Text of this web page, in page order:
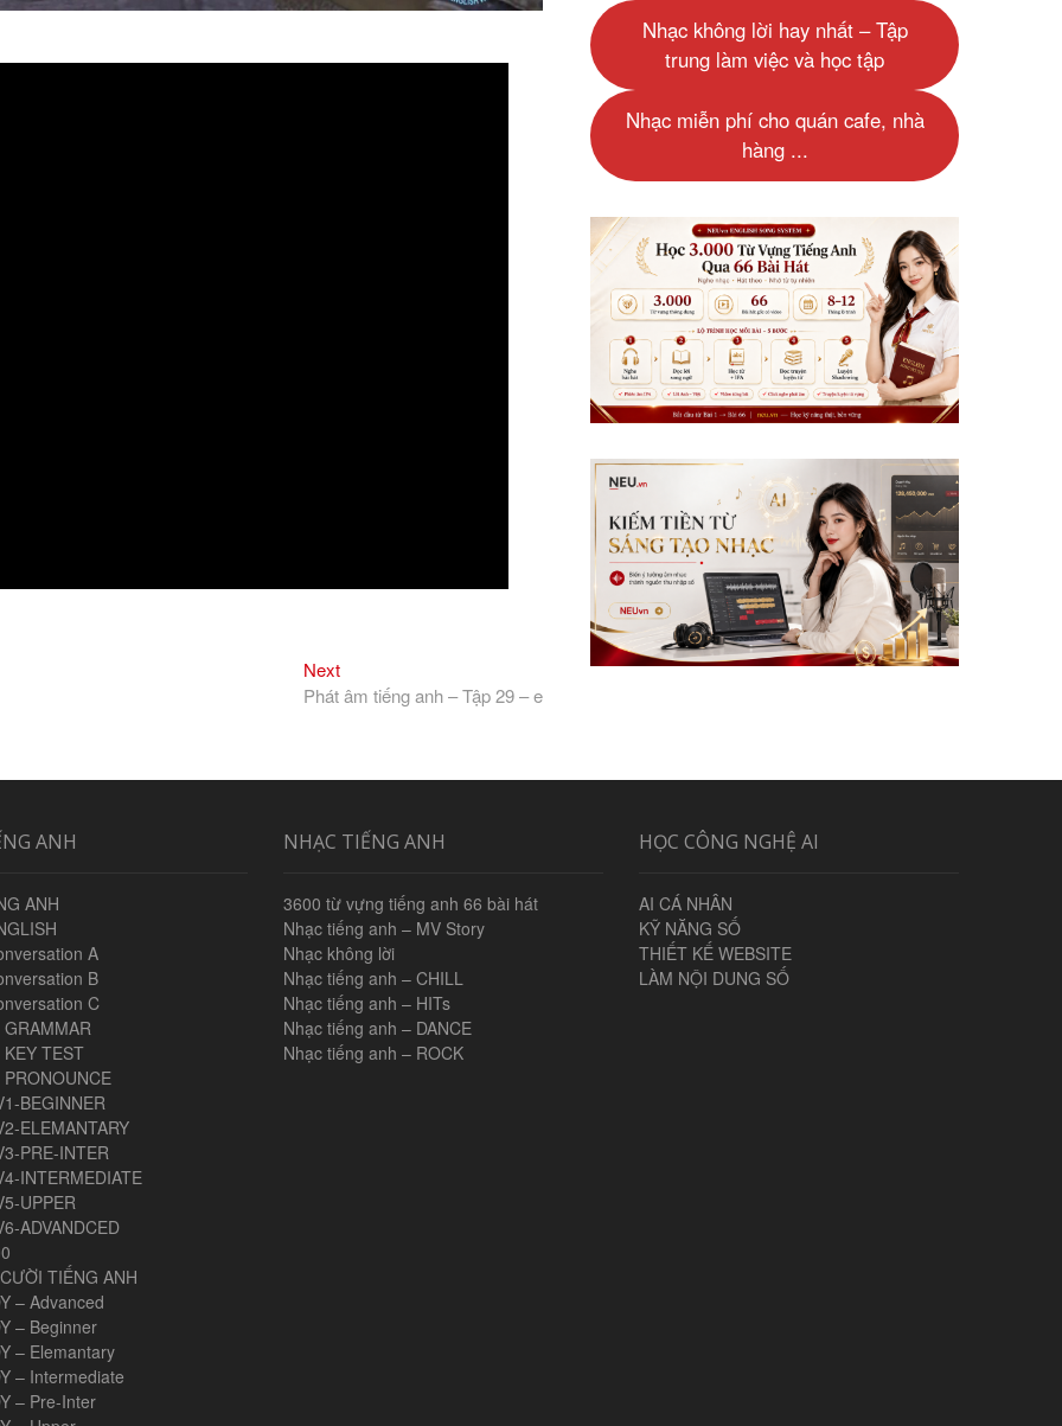
NextNext
post:
Phát âm tiếng anh – Tập 29 – e
Nhạc không lời hay nhất – Tập
trung làm việc và học tập
Nhạc miễn phí cho quán cafe, nhà
hàng ...
ANH
ANH
A
B
C
GRAMMAR
TEST
BEGINNER
ELEMANTARY
PRE-INTER
INTERMEDIATE
UPPER
ADVANDCED
TIẾNG ANH
– Advanced
– Beginner
– Elemantary
– Intermediate
– Pre-Inter
NHẠC TIẾNG ANH
3600 từ vựng tiếng anh 66 bài hát
Nhạc tiếng anh – MV Story
Nhạc không lời
Nhạc tiếng anh – CHILL
Nhạc tiếng anh – HITs
Nhạc tiếng anh – DANCE
Nhạc tiếng anh – ROCK
HỌC CÔNG NGHỆ AI
AI CÁ NHÂN
KỸ NĂNG SỐ
THIẾT KẾ WEBSITE
LÀM NỘI DUNG SỐ